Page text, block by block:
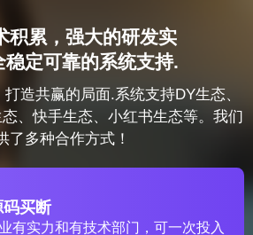
积累，强大的研发实
稳定可靠的系统支持.
造共赢的局面.系统支持DY生态、
、快手生态、小红书生态等。我们
了多种合作方式！
码买断
有实力和有技术部门，可一次投入